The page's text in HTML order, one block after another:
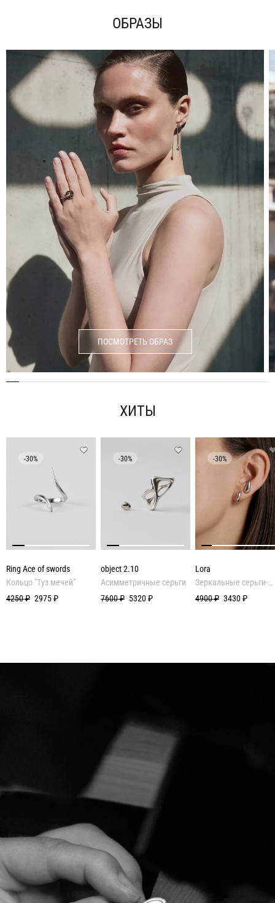
ОБРАЗЫ
ПОСМОТРЕТЬ ОБРАЗ
ХИТЫ
-30%
Ring Ace of swords
Кольцо "Туз мечей"
4250 ₽ 2975 ₽
-30%
object 2.10
Асимметричные серьги
7600 ₽ 5320 ₽
-30%
Lora
Зеркальные серьги-
капли на одно ухо
4900 ₽ 3430 ₽